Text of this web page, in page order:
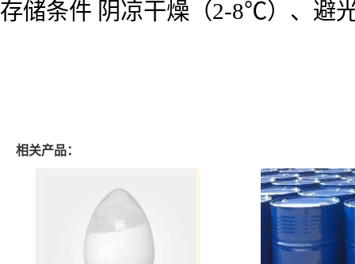
存储条件 阴凉干燥（2-8℃）、避
相关产品：